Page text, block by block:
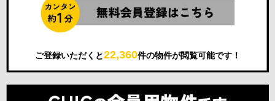
ご登録いただくと22,360件の物件が閲覧可能です！